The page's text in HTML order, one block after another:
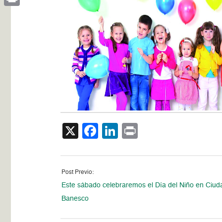
X Facebook
LinkedIn
Post Previo:
Este sábado celebraremos el Día del Niño en
Banesco